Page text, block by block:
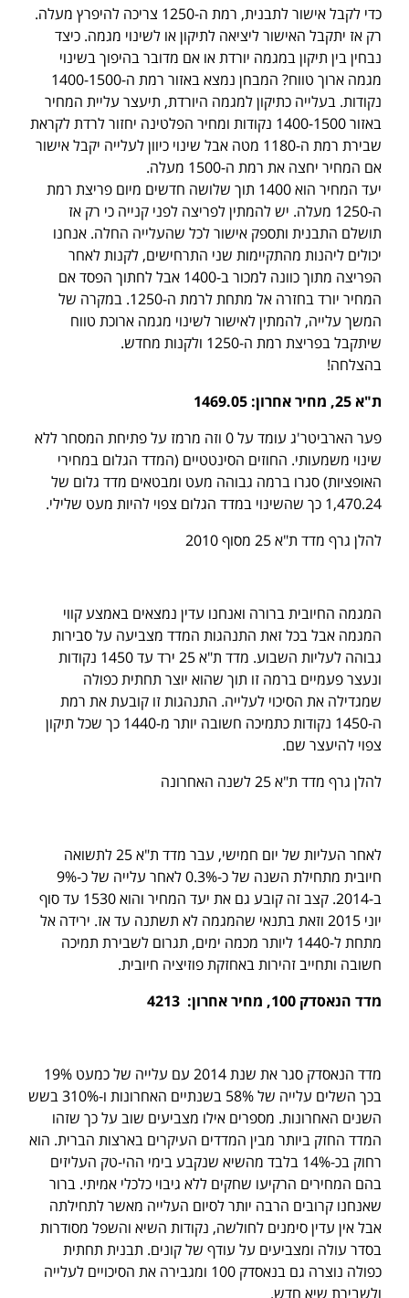
כדי לקבל אישור לתבנית, רמת ה-1250 צריכה להיפרץ מעלה.
רק אז יתקבל האישור ליציאה לתיקון או לשינוי מגמה. כיצד
נבחין בין תיקון במגמה יורדת או אם מדובר בהיפוך בשינוי
מגמה ארוך טווח? המבחן נמצא באזור רמת ה-1400-1500
נקודות. בעלייה כתיקון למגמה היורדת, תיעצר עליית המחיר
באזור 1400-1500 נקודות ומחיר הפלטינה יחזור לרדת לקראת
שבירת רמת ה-1180 מטה אבל שינוי כיוון לעלייה יקבל אישור
אם המחיר יחצה את רמת ה-1500 מעלה.
יעד המחיר הוא 1400 תוך שלושה חדשים מיום פריצת רמת
ה-1250 מעלה. יש להמתין לפריצה לפני קנייה כי רק אז
תושלם התבנית ותספק אישור לכל שהעלייה החלה. אנחנו
יכולים ליהנות מהתקיימות שני התרחישים, לקנות לאחר
הפריצה מתוך כוונה למכור ב-1400 אבל לחתוך הפסד אם
המחיר יורד בחזרה אל מתחת לרמת ה-1250. במקרה של
המשך עלייה, להמתין לאישור לשינוי מגמה ארוכת טווח
שיתקבל בפריצת רמת ה-1250 ולקנות מחדש.
בהצלחה!
ת"א 25, מחיר אחרון: 1469.05
פער הארביטר'ג עומד על 0 וזה מרמז על פתיחת המסחר ללא
שינוי משמעותי. החוזים הסינטטיים (המדד הגלום במחירי
האופציות) סגרו ברמה גבוהה מעט ומבטאים מדד גלום של
1,470.24 כך שהשינוי במדד הגלום צפוי להיות מעט שלילי.
להלן גרף מדד ת"א 25 מסוף 2010
המגמה החיובית ברורה ואנחנו עדין נמצאים באמצע קווי
המגמה אבל בכל זאת התנהגות המדד מצביעה על סבירות
גבוהה לעליות השבוע. מדד ת"א 25 ירד עד 1450 נקודות
ונעצר פעמיים ברמה זו תוך שהוא יוצר תחתית כפולה
שמגדילה את הסיכוי לעלייה. התנהגות זו קובעת את רמת
ה-1450 נקודות כתמיכה חשובה יותר מ-1440 כך שכל תיקון
צפוי להיעצר שם.
להלן גרף מדד ת"א 25 לשנה האחרונה
לאחר העליות של יום חמישי, עבר מדד ת"א 25 לתשואה
חיובית מתחילת השנה של כ-0.3% לאחר עלייה של כ-9%
ב-2014. קצב זה קובע גם את יעד המחיר והוא 1530 עד סוף
יוני 2015 וזאת בתנאי שהמגמה לא תשתנה עד אז. ירידה אל
מתחת ל-1440 ליותר מכמה ימים, תגרום לשבירת תמיכה
חשובה ותחייב זהירות באחזקת פוזיציה חיובית.
מדד הנאסדק 100, מחיר אחרון: 4213
מדד הנאסדק סגר את שנת 2014 עם עלייה של כמעט 19%
בכך השלים עלייה של 58% בשנתיים האחרונות ו-310% בשש
השנים האחרונות. מספרים אילו מצביעים שוב על כך שזהו
המדד החזק ביותר מבין המדדים העיקרים בארצות הברית. הוא
רחוק בכ-14% בלבד מהשיא שנקבע בימי ההי-טק העליזים
בהם המחירים הרקיעו שחקים ללא גיבוי כלכלי אמיתי. ברור
שאנחנו קרובים הרבה יותר לסיום העלייה מאשר לתחילתה
אבל אין עדין סימנים לחולשה, נקודות השיא והשפל מסודרות
בסדר עולה ומצביעים על עודף של קונים. תבנית תחתית
כפולה נוצרה גם בנאסדק 100 ומגבירה את הסיכויים לעלייה
ולשבירת שיא חדש.